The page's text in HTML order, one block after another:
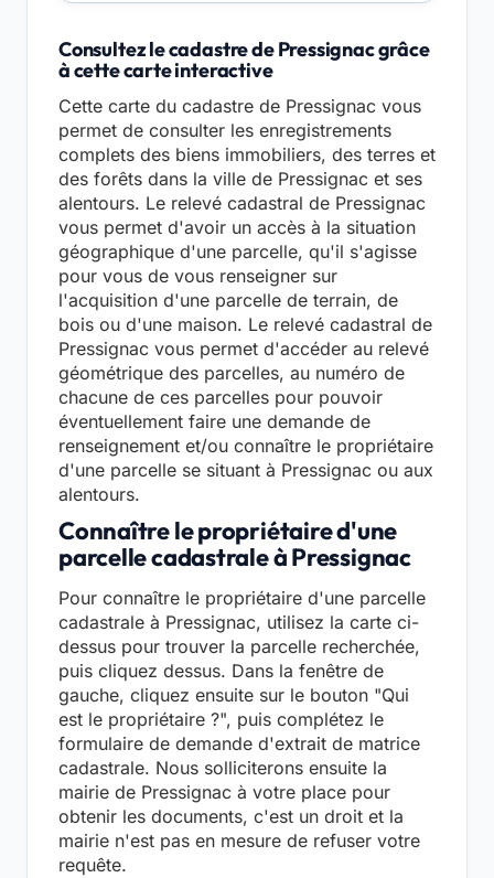
Consultez le cadastre de Pressignac grâce
à cette carte interactive
Cette carte du cadastre de Pressignac vous
permet de consulter les enregistrements
complets des biens immobiliers, des terres et
des forêts dans la ville de Pressignac et ses
alentours. Le relevé cadastral de Pressignac
vous permet d'avoir un accès à la situation
géographique d'une parcelle, qu'il s'agisse
pour vous de vous renseigner sur
l'acquisition d'une parcelle de terrain, de
bois ou d'une maison. Le relevé cadastral de
Pressignac vous permet d'accéder au relevé
géométrique des parcelles, au numéro de
chacune de ces parcelles pour pouvoir
éventuellement faire une demande de
renseignement et/ou connaître le propriétaire
d'une parcelle se situant à Pressignac ou aux
alentours.
Connaître le propriétaire d'une
parcelle cadastrale à Pressignac
Pour connaître le propriétaire d'une parcelle
cadastrale à Pressignac, utilisez la carte ci-
dessus pour trouver la parcelle recherchée,
puis cliquez dessus. Dans la fenêtre de
gauche, cliquez ensuite sur le bouton "Qui
est le propriétaire ?", puis complétez le
formulaire de demande d'extrait de matrice
cadastrale. Nous solliciterons ensuite la
mairie de Pressignac à votre place pour
obtenir les documents, c'est un droit et la
mairie n'est pas en mesure de refuser votre
requête.